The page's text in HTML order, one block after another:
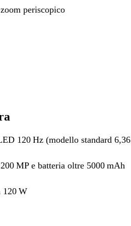
zoom periscopico
120 Hz (modello standard
MP e batteria oltre 5000 mAh
120 W